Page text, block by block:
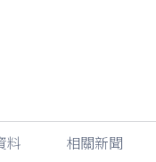
料 相關新聞